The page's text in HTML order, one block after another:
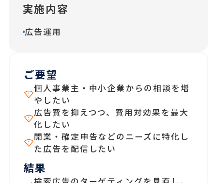
実施内容
広告運用
ご要望
個人事業主・中小企業からの相談を増
やしたい
広告費を抑えつつ、費用対効果を最大
化したい
開業・確定申告などのニーズに特化し
た広告を配信したい
結果